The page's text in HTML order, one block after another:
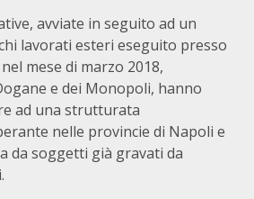
avviate in seguito ad un
lavorati esteri eseguito presso
mese di marzo 2018,
e dei Monopoli, hanno
ad una strutturata
nelle provincie di Napoli e
da soggetti già gravati da